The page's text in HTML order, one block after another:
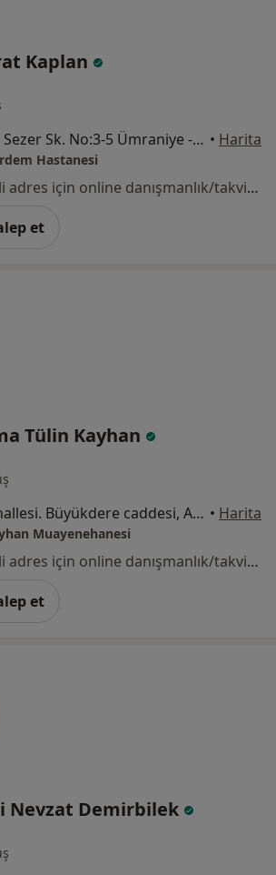
Kaplan
Alemdağ Cad. Sezer Sk. No:3-5 Ümraniye - İstanbul, Ümraniye • Harita
Hastanesi
Bu uzman ilgili adres için online danışmanlık/takvim sunmuyor.
et
Tülin Kayhan
Esentepe mahallesi. Büyükdere caddesi, Astoria Kempinski Residences, A kule, No:127 Kat:21 Daire:2102, İstanbul • Harita
Muayenehanesi
Bu uzman ilgili adres için online danışmanlık/takvim sunmuyor.
et
Nevzat Demirbilek